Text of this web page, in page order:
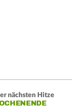
nächsten Hitze